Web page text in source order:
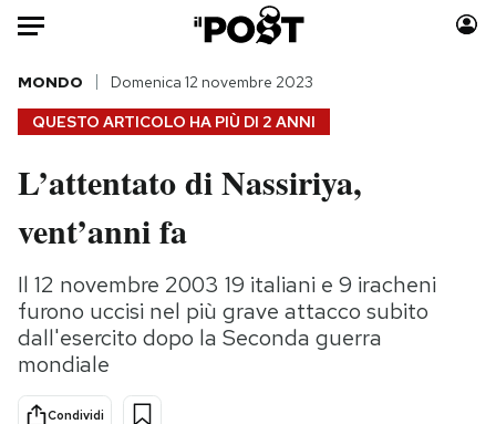
Auto
HOME
Italia
Politica
Tecnologia
Internet
Scienza
Cultura
Economia
Moda
Storie/Idee
Ok Boomer!
Media
QUESTO ARTICOLO HA PIÙ DI 2 ANNI
MONDO Domenica 12 novembre 2023
L’attentato di Nassiriya,
vent’anni fa
Il 12 novembre 2003 19 italiani e 9 iracheni
furono uccisi nel più grave attacco subito
dall'esercito dopo la Seconda guerra
mondiale
Condividi